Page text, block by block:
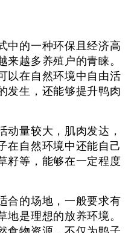
中的一种环保且经济高
来越多养殖户的青睐。
以在自然环境中自由活
发生，还能够提升鸭肉
动量较大，肌肉发达，
在自然环境中还能自己
籽等，能够在一定程度
合的场地，一般要求有
地是理想的放养环境。